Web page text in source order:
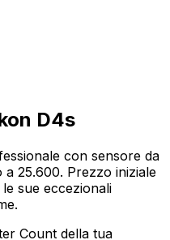
D4s
con sensore da
a 25.600. Prezzo iniziale
sue eccezionali
Count della tua